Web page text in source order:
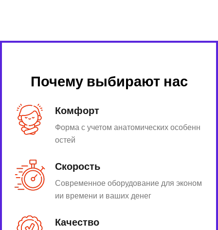
Почему выбирают нас
Комфорт
Форма с учетом анатомических особенн
остей
Скорость
Современное оборудование для эконом
ии времени и ваших денег
Качество